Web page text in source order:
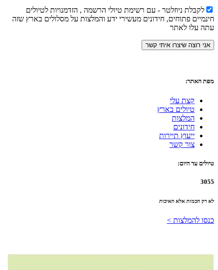
לקבלת ניוזלטר - עם רשימת טיולי הרשמה , הזדמנויות לטיולים
חינמיים פתוחים, חידונים מעשירי ידע והמלצות על מסלולים בארץ שזה
עתה עלו לאתר
מפת האתר:
קצת עלי
טיולים בארץ
המלצות
חידונים
ייעוץ תיירות
צור קשר
טיולים עד היום:
3055
לא רק הכמות אלא האיכות
כנסו להמלצות >